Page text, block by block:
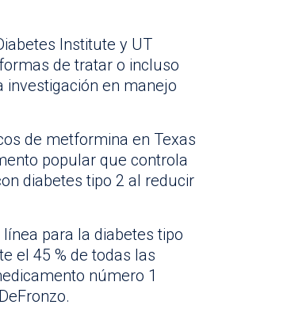
Institute y UT
de tratar o incluso
investigación en manejo
de metformina en Texas
popular que controla
diabetes tipo 2 al reducir
para la diabetes tipo
el 45 % de todas las
número 1